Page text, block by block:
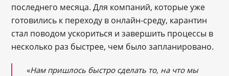
последнего месяца. Для компаний, которые уже
готовились к переходу в онлайн-среду, карантин
стал поводом ускориться и завершить процессы в
несколько раз быстрее, чем было запланировано.
«Нам пришлось быстро сделать то, на что мы